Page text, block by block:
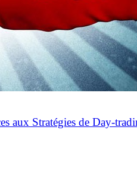
aux Stratégies de Day-